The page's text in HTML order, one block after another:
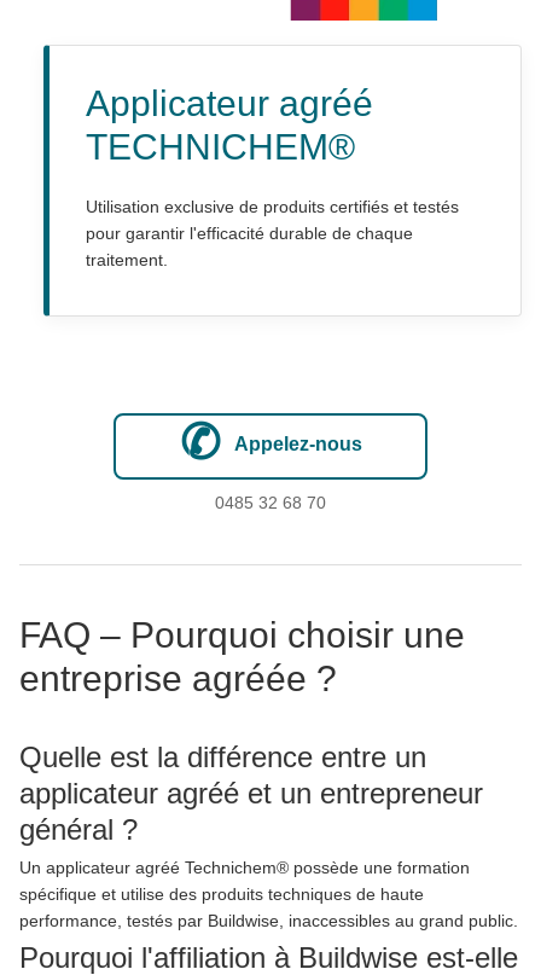
Applicateur agréé
TECHNICHEM®
Utilisation exclusive de produits certifiés et testés
pour garantir l'efficacité durable de chaque
traitement.
✆ Appelez-nous
0485 32 68 70
FAQ – Pourquoi choisir une
entreprise agréée ?
Quelle est la différence entre un
applicateur agréé et un entrepreneur
général ?
Un applicateur agréé Technichem® possède une formation
spécifique et utilise des produits techniques de haute
performance, testés par Buildwise, inaccessibles au grand public.
Pourquoi l'affiliation à Buildwise est-elle